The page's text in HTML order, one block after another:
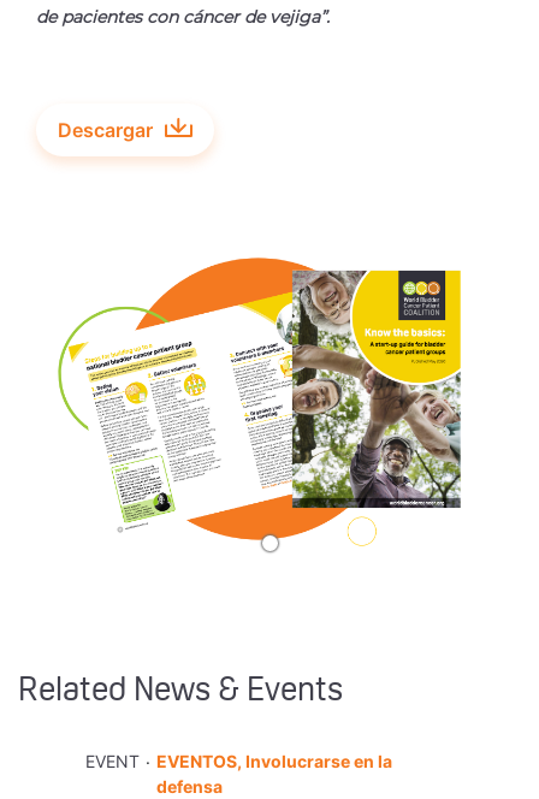
de pacientes con cáncer de vejiga”.
Descargar
Related News & Events
EVENT . EVENTOS, Involucrarse en la
defensa